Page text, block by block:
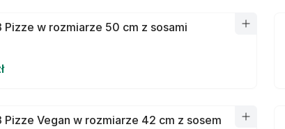
Pizze w rozmiarze 50 cm z sosami
Pizze Vegan w rozmiarze 42 cm z sosem